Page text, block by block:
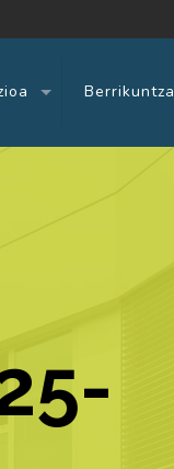
Berrikuntza